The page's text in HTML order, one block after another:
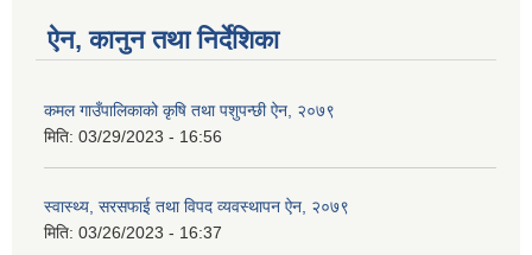
ऐन, कानुन तथा निर्देशिका
कमल गाउँपालिकाको कृषि तथा पशुपन्छी ऐन, २०७९
मिति: 03/29/2023 - 16:56
स्वास्थ्य, सरसफाई तथा विपद व्यवस्थापन ऐन, २०७९
मिति: 03/26/2023 - 16:37